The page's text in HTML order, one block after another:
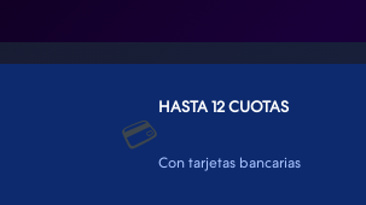
💳
HASTA 12 CUOTAS
Con tarjetas bancarias